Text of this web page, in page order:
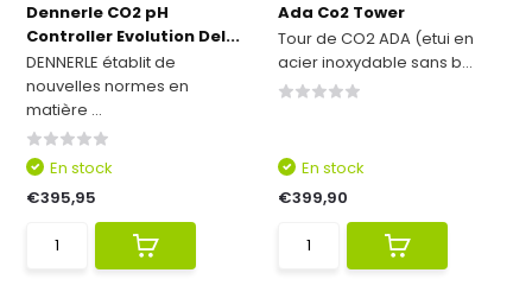
Dennerle CO2 pH
Controller Evolution Del...
DENNERLE établit de
nouvelles normes en
matière ...
En stock
€395,95
Ada Co2 Tower
Tour de CO2 ADA (etui en
acier inoxydable sans b...
En stock
€399,90